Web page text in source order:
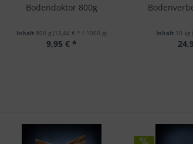
Bodendoktor 800g
Inhalt 800 g (12,44 € * / 1000 g)
9,95 € *
Inhalt 10 kg